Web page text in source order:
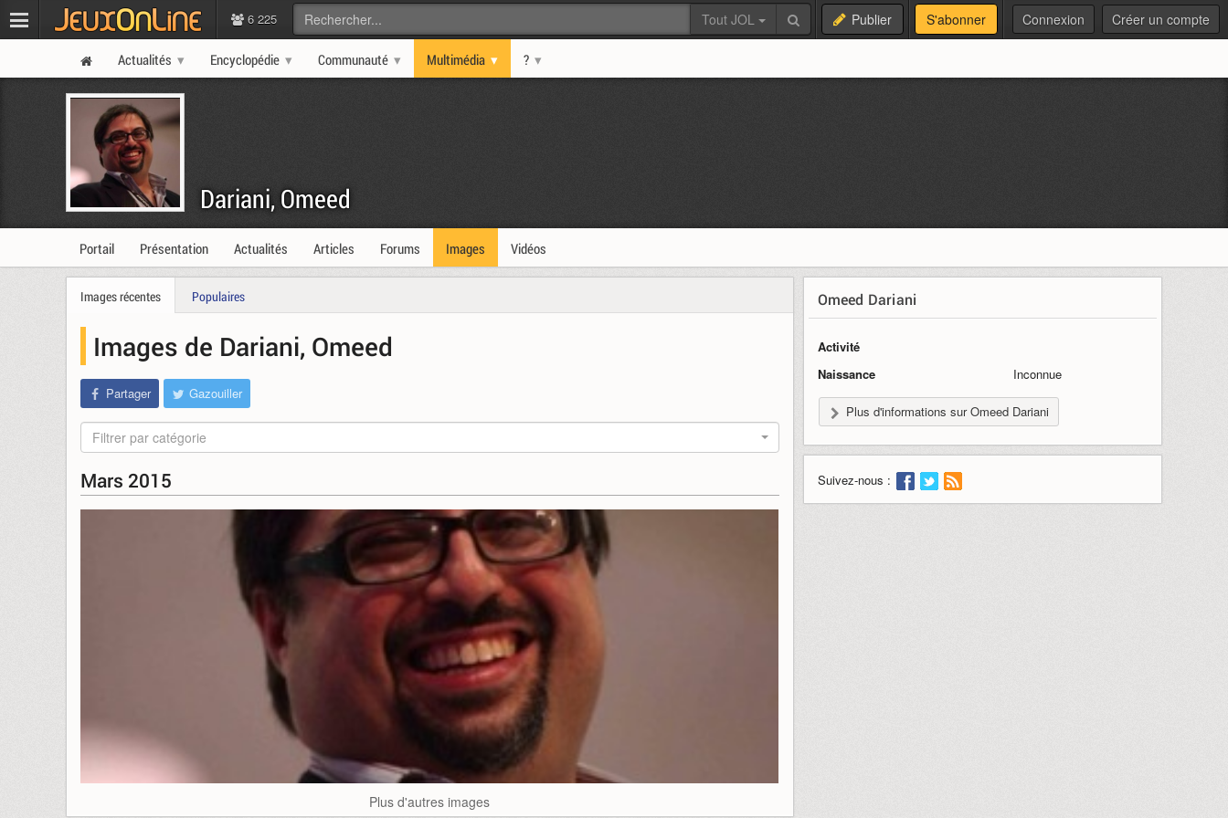
6 225 Tout JOL Publier S'abonner Connexion Créer un compte
Actualités Encyclopédie Communauté Multimédia ?
Dariani, Omeed
Portail Présentation Actualités Articles Forums Images Vidéos
Images récentes Populaires
Images de Dariani, Omeed
Partager Gazouiller
Filtrer par catégorie
Mars 2015
Plus d'autres images
Omeed Dariani
Activité
Naissance
Inconnue
Plus d'informations sur Omeed Dariani
Suivez-nous :